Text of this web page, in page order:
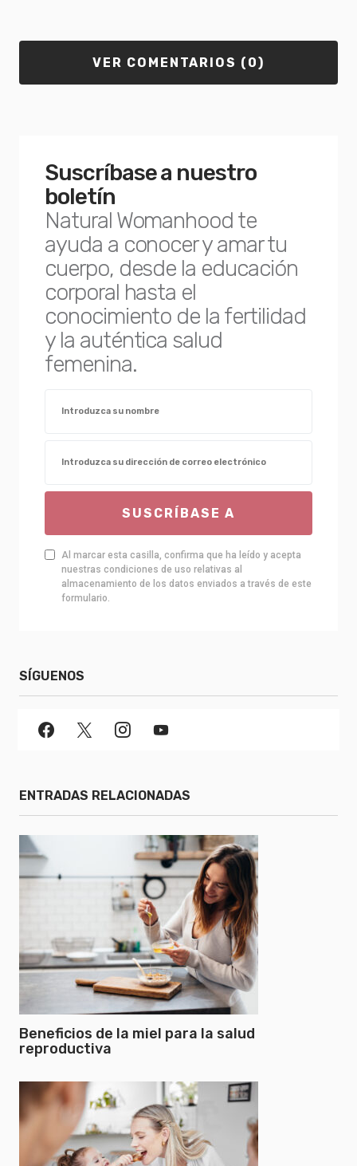
VER COMENTARIOS (0)
Suscríbase a nuestro
boletín
Natural Womanhood te
ayuda a conocer y amar tu
cuerpo, desde la educación
corporal hasta el
conocimiento de la fertilidad
y la auténtica salud
femenina.
SUSCRÍBASE A
Al marcar esta casilla, confirma que ha leído y acepta
nuestras condiciones de uso relativas al
almacenamiento de los datos enviados a través de este
formulario.
SÍGUENOS
ENTRADAS RELACIONADAS
Beneficios de la miel para la salud
reproductiva